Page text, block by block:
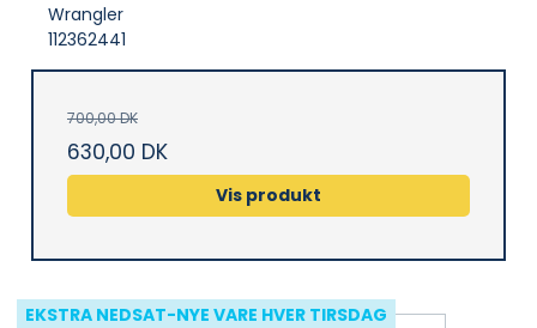
Wrangler
112362441
700,00 DK
630,00 DK
Vis produkt
EKSTRA NEDSAT-NYE VARE HVER TIRSDAG